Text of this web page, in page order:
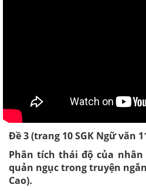
Đề 3 (trang 10 SGK Ngữ văn
Phân tích thái độ của
quản ngục trong truyện ngắn
Cao).